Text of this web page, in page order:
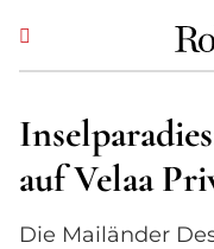
auf Velaa
Die Mailänder